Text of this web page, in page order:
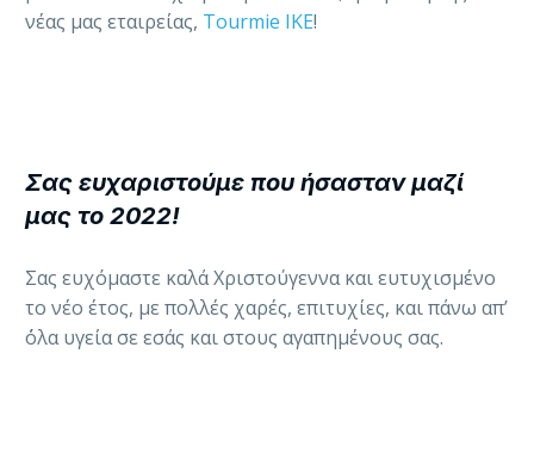
νέας μας εταιρείας, Tourmie IKE!
Σας ευχαριστούμε που ήσασταν μαζί
μας το 2022!
Σας ευχόμαστε καλά Χριστούγεννα και ευτυχισμένο
το νέο έτος, με πολλές χαρές, επιτυχίες, και πάνω απ’
΄όλα υγεία σε εσάς και στους αγαπημένους σας.